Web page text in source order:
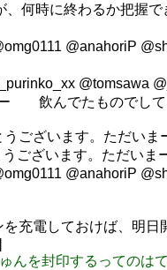
、何時に終わるか把握
@anahoriP
@tomsawa
飲んでたものでして
ございます。ただいま
ございます。ただいま
@anahoriP
充電しておけば、明
んを封印するってのは